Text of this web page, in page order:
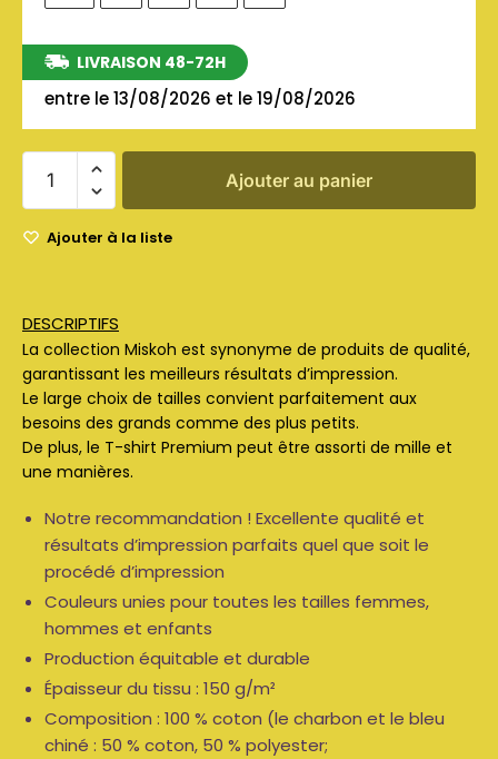
LIVRAISON 48-72H
entre le 13/08/2026 et le 19/08/2026
Ajouter au panier
Ajouter à la liste
DESCRIPTIFS
La collection Miskoh est synonyme de produits de qualité,
garantissant les meilleurs résultats d’impression.
Le large choix de tailles convient parfaitement aux
besoins des grands comme des plus petits.
De plus, le T-shirt Premium peut être assorti de mille et
une manières.
Notre recommandation ! Excellente qualité et
résultats d’impression parfaits quel que soit le
procédé d’impression
Couleurs unies pour toutes les tailles femmes,
hommes et enfants
Production équitable et durable
Épaisseur du tissu : 150 g/m²
Composition : 100 % coton (le charbon et le bleu
chiné : 50 % coton, 50 % polyester;